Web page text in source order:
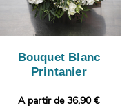
Bouquet Blanc
Printanier
A partir de 36,90 €